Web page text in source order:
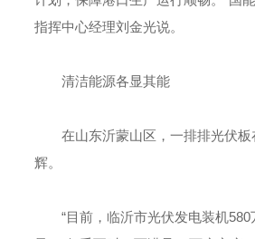
指挥中心经理刘金光说。
清洁能源各显其能
在山东沂蒙山区，一排排光伏
辉。
“目前，临沂市光伏发电装机